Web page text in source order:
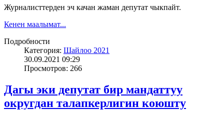
Журналисттерден эч качан жаман депутат чыкпайт.
Кенен маалымат...
Подробности
Категория: Шайлоо 2021
30.09.2021 09:29
Просмотров: 266
Дагы эки депутат бир мандаттуу
округдан талапкерлигин коюшту